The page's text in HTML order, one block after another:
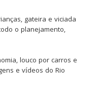
gateira e viciada
o planejamento,
louco por carros e
e vídeos do Rio